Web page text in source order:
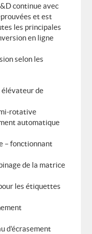
continue avec
et est
les principales
en ligne
selon les
élévateur de
rotative
automatique
– fonctionnant
de la matrice
les étiquettes
d’écrasement